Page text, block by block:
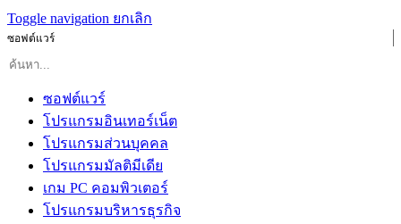
Toggle navigation ยกเลิก
ซอฟต์แวร์
ซอฟต์แวร์
โปรแกรมอินเทอร์เน็ต
โปรแกรมส่วนบุคคล
โปรแกรมมัลติมีเดีย
เกม PC คอมพิวเตอร์
โปรแกรมบริหารธุรกิจ